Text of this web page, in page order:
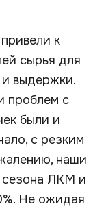
к
сырья для
выдержки.
проблем с
были и
с резким
наши
сезона ЛКМ и
Не ожидая